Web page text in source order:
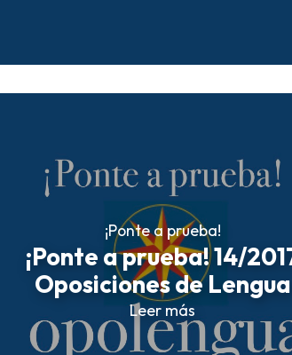
¡Ponte a prueba!
¡Ponte a prueba! 14/
Oposiciones de Lengua
Leer más